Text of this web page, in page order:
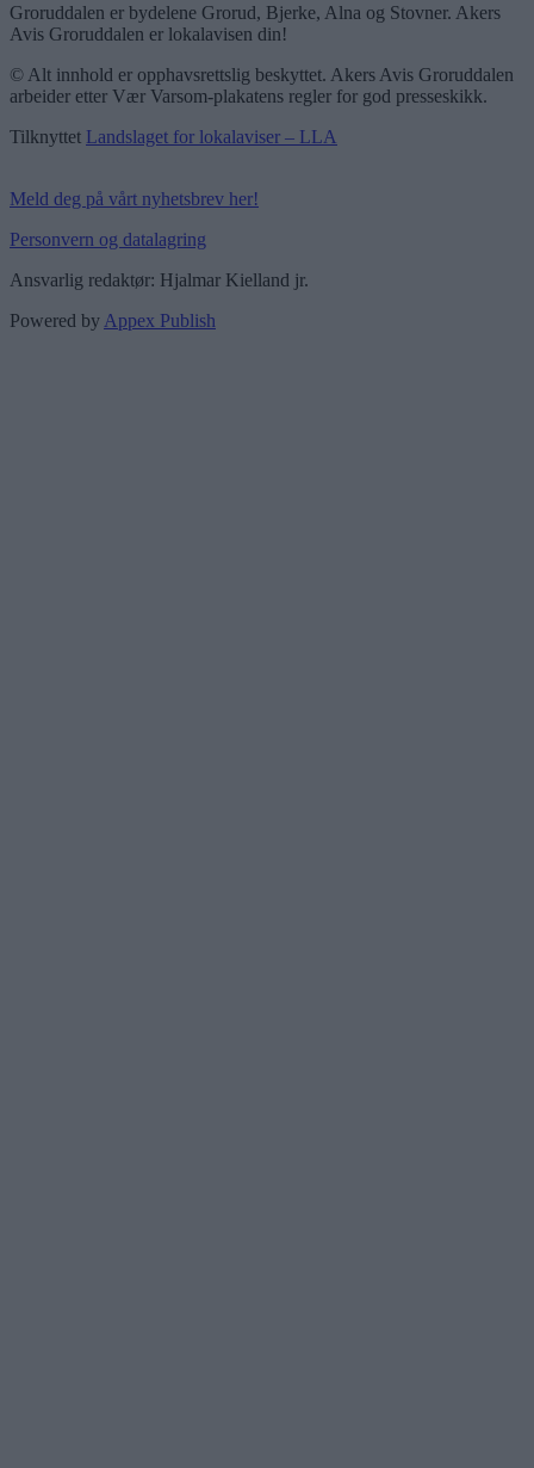
Groruddalen er bydelene Grorud, Bjerke, Alna og Stovner. Akers
Avis Groruddalen er lokalavisen din!
© Alt innhold er opphavsrettslig beskyttet. Akers Avis Groruddalen
arbeider etter Vær Varsom-plakatens regler for god presseskikk.
Tilknyttet Landslaget for lokalaviser – LLA
Meld deg på vårt nyhetsbrev her!
Personvern og datalagring
Ansvarlig redaktør: Hjalmar Kielland jr.
Powered by Appex Publish